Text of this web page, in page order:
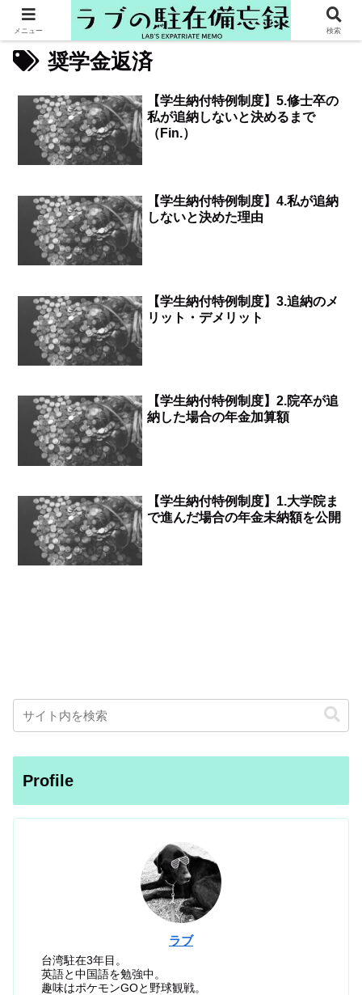
奨学金返済
【学生納付特例制度】5.修士卒の
私が追納しないと決めるまで
（Fin.）
【学生納付特例制度】4.私が追納
しないと決めた理由
【学生納付特例制度】3.追納のメ
リット・デメリット
【学生納付特例制度】2.院卒が追
納した場合の年金加算額
【学生納付特例制度】1.大学院ま
で進んだ場合の年金未納額を公開
Profile
ラブ
台湾駐在3年目。
英語と中国語を勉強中。
趣味はポケモンGOと野球観戦。
メニュー 検索